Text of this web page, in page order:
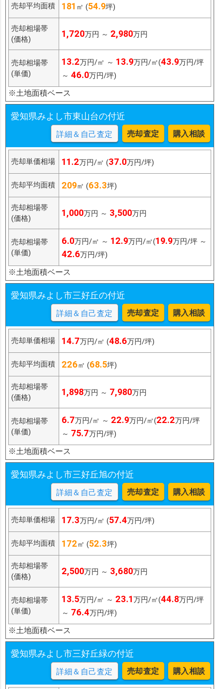
売却平均面積 181 ㎡ (54.9坪)
売却相場帯
(価格)
1,720万円 ～ 2,980万円
売却相場帯
(単価)
13.2万円/㎡ ～ 13.9万円/㎡(43.9万円/坪
～ 46.0万円/坪)
※土地面積ベース
愛知県みよし市東山台の付近
詳細＆自己査定 売却査定 購入相談
売却単価相場 11.2万円/㎡ (37.0万円/坪)
売却平均面積 209㎡ (63.3坪)
売却相場帯
(価格)
1,000万円 ～ 3,500万円
売却相場帯
(単価)
6.0万円/㎡ ～ 12.9万円/㎡(19.9万円/坪 ～
42.6万円/坪)
※土地面積ベース
愛知県みよし市三好丘の付近
詳細＆自己査定 売却査定 購入相談
売却単価相場 14.7万円/㎡ (48.6万円/坪)
売却平均面積 226㎡ (68.5坪)
売却相場帯
(価格)
1,898万円 ～ 7,980万円
売却相場帯
(単価)
6.7万円/㎡ ～ 22.9万円/㎡(22.2万円/坪
～ 75.7万円/坪)
※土地面積ベース
愛知県みよし市三好丘旭の付近
詳細＆自己査定 売却査定 購入相談
売却単価相場 17.3万円/㎡ (57.4万円/坪)
売却平均面積 172㎡ (52.3坪)
売却相場帯
(価格)
2,500万円 ～ 3,680万円
売却相場帯
(単価)
13.5万円/㎡ ～ 23.1万円/㎡(44.8万円/坪
～ 76.4万円/坪)
※土地面積ベース
愛知県みよし市三好丘緑の付近
詳細＆自己査定 売却査定 購入相談